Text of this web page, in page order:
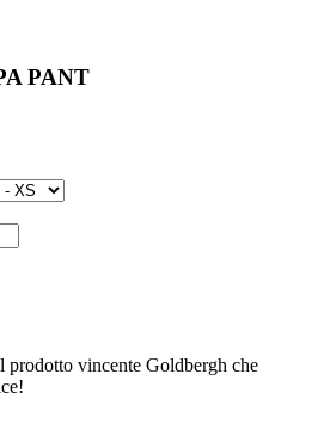
PANT
prodotto vincente Goldbergh che